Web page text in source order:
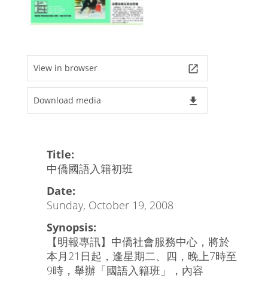
View in browser launch
Download media file_download
Title:
中僑國語入籍初班
Date:
Sunday, October 19, 2008
Synopsis:
【明報專訊】中僑社會服務中心，將於
本月21日起，逢星期二、四，晚上7時至
9時，舉辦「國語入籍班」，內容